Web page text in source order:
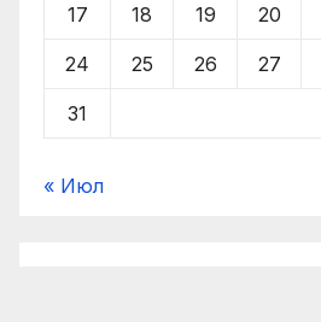
17 18 19 20
24 25 26 27
31
« Июл